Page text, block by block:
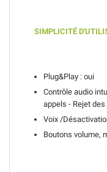
SIMPLICITÉ
Plug&Play : oui
Contrôle audio
appels - Rejet
Voix /
Boutons volume,